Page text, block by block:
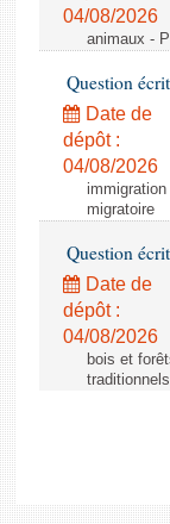
04/08/2026
animaux -
Question
Date de
dépôt :
04/08/2026
migratoire
Question
Date de
dépôt :
04/08/2026
bois et